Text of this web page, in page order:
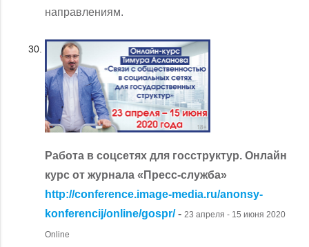
направлениям.
Работа в соцсетях для госструктур. Онлайн
курс от журнала «Пресс-служба»
http://conference.image-media.ru/anonsy-
konferencij/online/gospr/- 23 апреля - 15 июня 2020
Online